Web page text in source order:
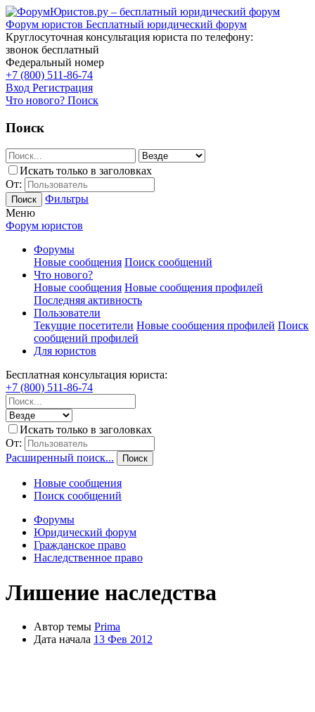
Форум юристов Бесплатный юридический форум
Круглосуточная консультация юриста по телефону:
звонок бесплатный
Федеральный номер
+7 (800) 511-86-74
Вход Регистрация
Что нового? Поиск
Поиск
Искать только в заголовках
От:
Поиск
Фильтры
Меню
Форум юристов
Форумы
Новые сообщения Поиск сообщений
Что нового?
Новые сообщения Новые сообщения профилей
Последняя активность
Пользователи
Текущие посетители Новые сообщения профилей Поиск
сообщений профилей
Для юристов
Бесплатная консультация юриста:
+7 (800) 511-86-74
Искать только в заголовках
От:
Расширенный поиск...
Поиск
Новые сообщения
Поиск сообщений
Форумы
Юридический форум
Гражданское право
Наследственное право
Лишение наследства
Автор темы Prima
Дата начала 13 Фев 2012